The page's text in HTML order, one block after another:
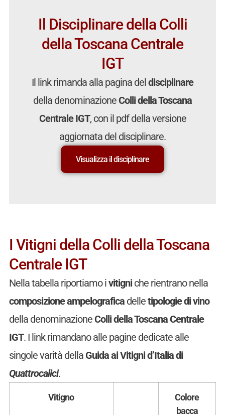
Il Disciplinare della Colli
della Toscana Centrale
IGT
Il link rimanda alla pagina deldisciplinare
della denominazioneColli della Toscana
Centrale IGT, con il pdf della versione
aggiornata del disciplinare.
Visualizza il disciplinare
I Vitigni della Colli della Toscana
Centrale IGT
Nella tabella riportiamo ivitigniche rientrano nella
composizione ampelograficadelletipologie di vino
della denominazioneColli della Toscana Centrale
IGT. I link rimandano alle pagine dedicate alle
singole varità della Guida ai Vitigni d’Italia di
Quattrocalici.
Vitigno
Colore
bacca